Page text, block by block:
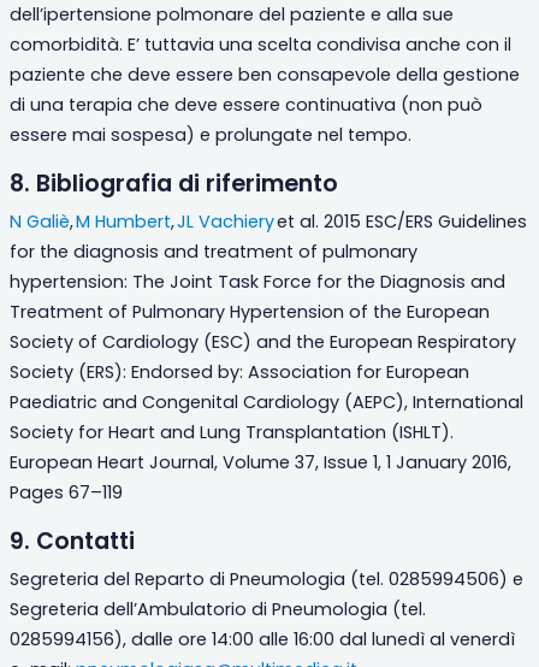
dell’ipertensione polmonare del paziente e alla sue
comorbidità. E’ tuttavia una scelta condivisa anche con il
paziente che deve essere ben consapevole della gestione
di una terapia che deve essere continuativa (non può
essere mai sospesa) e prolungate nel tempo.
8. Bibliografia di riferimento
N Galiè,M Humbert,JL Vachieryet al. 2015 ESC/ERS Guidelines
for the diagnosis and treatment of pulmonary
hypertension: The Joint Task Force for the Diagnosis and
Treatment of Pulmonary Hypertension of the European
Society of Cardiology (ESC) and the European Respiratory
Society (ERS): Endorsed by: Association for European
Paediatric and Congenital Cardiology (AEPC), International
Society for Heart and Lung Transplantation (ISHLT).
European Heart Journal, Volume 37, Issue 1, 1 January 2016,
Pages 67–119
9. Contatti
Segreteria del Reparto di Pneumologia (tel. 0285994506) e
Segreteria dell’Ambulatorio di Pneumologia (tel.
0285994156), dalle ore 14:00 alle 16:00 dal lunedì al venerdì